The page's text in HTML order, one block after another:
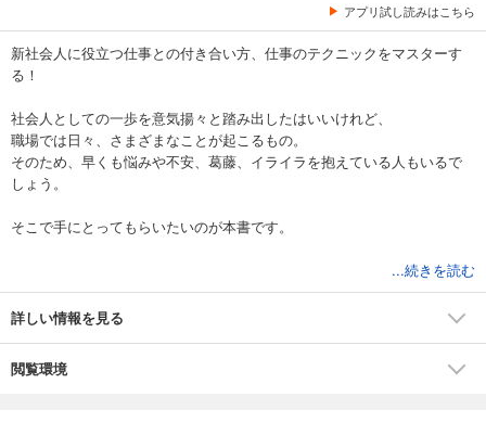
アプリ試し読みはこちら
新社会人に役立つ仕事との付き合い方、仕事のテクニックをマスターす
る！
社会人としての一歩を意気揚々と踏み出したはいいけれど、
職場では日々、さまざまなことが起こるもの。
そのため、早くも悩みや不安、葛藤、イライラを抱えている人もいるで
しょう。
そこで手にとってもらいたいのが本書です。
ビジネスにおける基礎中の基礎、プレゼンや説明のテクニック、
職場における人間関係を円滑にするワザなどから、上手に賢く働く方
法、
...続きを読む
詳しい情報を見る
閲覧環境